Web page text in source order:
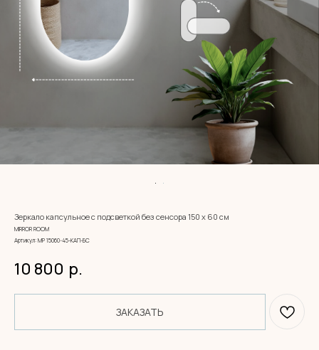
Зеркало капсульное с подсветкой без сенсора 150 х 60 см
MIRROR ROOM
Артикул:МР 15060-45-КАП-БС
10 800 р.
ЗАКАЗАТЬ